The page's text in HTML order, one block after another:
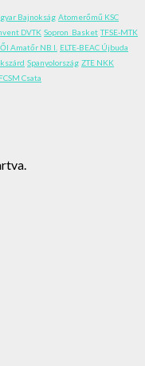
Bajnokság Atomerőmű KSC
DVTK Sopron_Basket TFSE-MTK
Amatőr NB I. ELTE-BEAC Újbuda
Spanyolország ZTE NKK
Csata